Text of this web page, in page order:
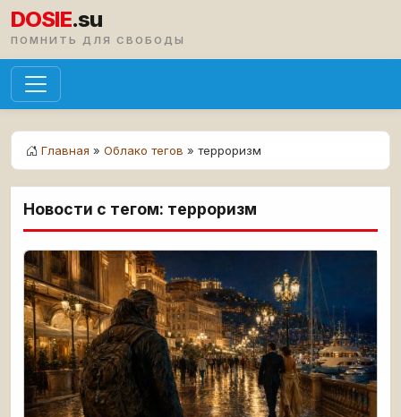
DOSIE.su
ПОМНИТЬ ДЛЯ СВОБОДЫ
Главная » Облако тегов » терроризм
Новости с тегом: терроризм